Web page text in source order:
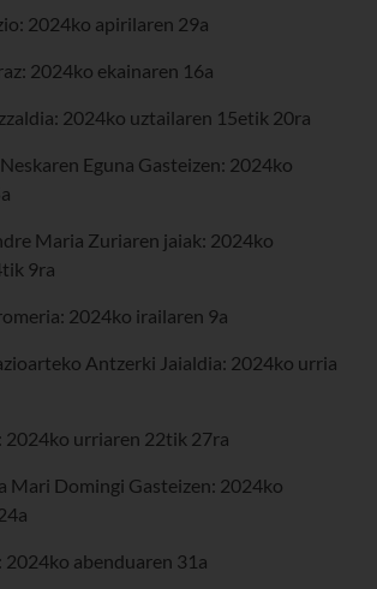
2024ko apirilaren 29a
2024ko ekainaren 16a
2024ko uztailaren 15etik 20ra
Eguna Gasteizen: 2024ko
Maria Zuriaren jaiak: 2024ko
9ra
2024ko irailaren 9a
Antzerki Jaialdia: 2024ko urria
2024ko urriaren 22tik 27ra
Mari Domingi Gasteizen: 2024ko
2024ko abenduaren 31a